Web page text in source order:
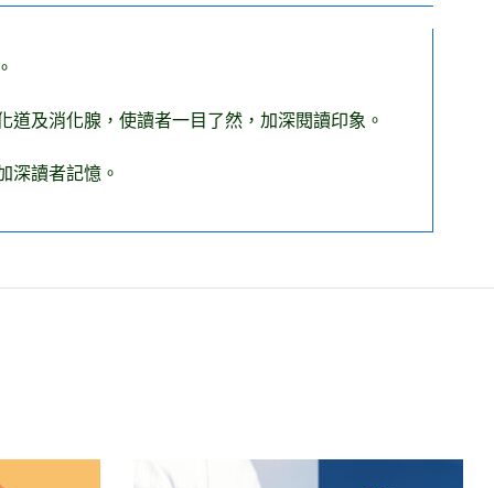
及消化腺，使讀者一目了然，加深閱讀印象。
深讀者記憶。